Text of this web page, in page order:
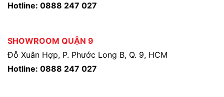
Hotline: 0888 247 027
SHOWROOM QUẬN 9
Đỗ Xuân Hợp, P. Phước Long B, Q. 9, HCM
Hotline: 0888 247 027